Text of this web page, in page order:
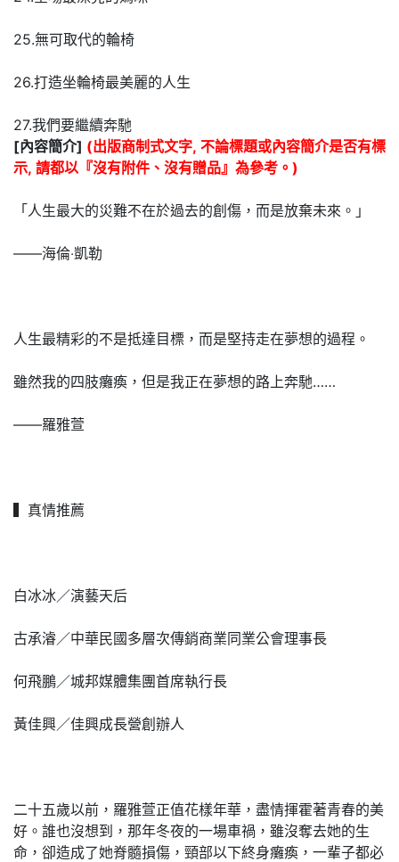
25.無可取代的輪椅
26.打造坐輪椅最美麗的人生
27.我們要繼續奔馳
[內容簡介] (出版商制式文字, 不論標題或內容簡介是否有標
示, 請都以『沒有附件、沒有贈品』為參考。)
「人生最大的災難不在於過去的創傷，而是放棄未來。」
――海倫‧凱勒
人生最精彩的不是抵達目標，而是堅持走在夢想的過程。
雖然我的四肢癱瘓，但是我正在夢想的路上奔馳……
――羅雅萱
▍真情推薦
白冰冰／演藝天后
古承濬／中華民國多層次傳銷商業同業公會理事長
何飛鵬／城邦媒體集團首席執行長
黃佳興／佳興成長營創辦人
二十五歲以前，羅雅萱正值花樣年華，盡情揮霍著青春的美
好。誰也沒想到，那年冬夜的一場車禍，雖沒奪去她的生
命，卻造成了她脊髓損傷，頸部以下終身癱瘓，一輩子都必